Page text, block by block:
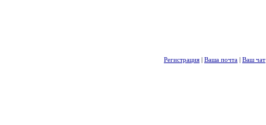
Регистрация | Ваша почта | Ваш чат